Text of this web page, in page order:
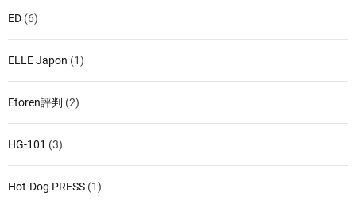
ED (6)
ELLE Japon (1)
Etoren評判 (2)
HG-101 (3)
Hot-Dog PRESS (1)